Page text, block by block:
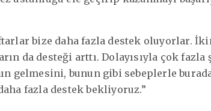
bize daha fazla destek oluyorlar.
da desteği arttı. Dolayısıyla çok fazla
gelmesini, bunun gibi sebeplerle
fazla destek bekliyoruz.”